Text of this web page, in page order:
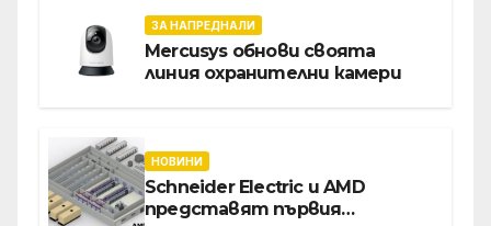
ЗА НАПРЕДНАЛИ
Mercusys обнови своята
линия охранителни камери
НОВИНИ
Schneider Electric и AMD
представят първия